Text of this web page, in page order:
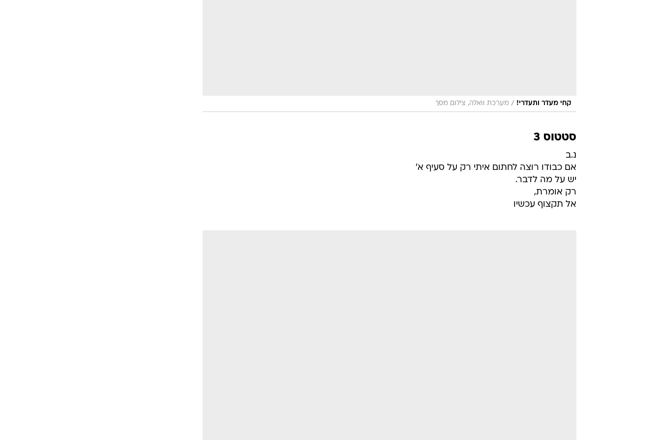
קחי מעדר ותעדרי! / מערכת וואלה, צילום מסך
סטטוס 3
נ.ב
אם כבודו רוצה לחתום איתי רק על סעיף א'
יש על מה לדבר.
רק אומרת,
אל תקצוף עכשיו